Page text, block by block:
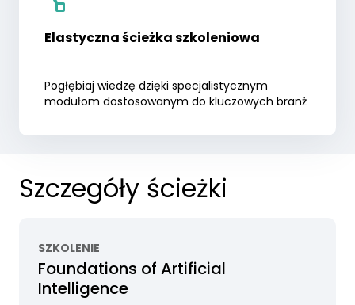
Elastyczna ścieżka szkoleniowa
Pogłębiaj wiedzę dzięki specjalistycznym
modułom dostosowanym do kluczowych branż
Szczegóły ścieżki
SZKOLENIE
Foundations of Artificial
Intelligence